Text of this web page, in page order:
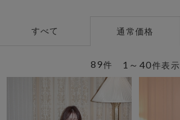
すべて 通常価格
1～40件表示
89件